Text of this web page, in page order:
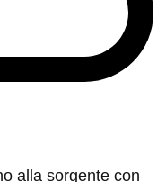
alla sorgente con